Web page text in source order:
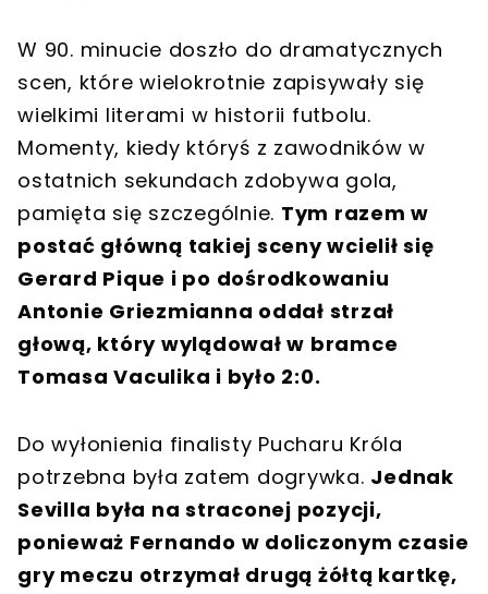
W 90. minucie doszło do dramatycznych
scen, które wielokrotnie zapisywały się
wielkimi literami w historii futbolu.
Momenty, kiedy któryś z zawodników w
ostatnich sekundach zdobywa gola,
pamięta się szczególnie. Tym razem w
postać główną takiej sceny wcielił się
Gerard Pique i po dośrodkowaniu
Antonie Griezmianna oddał strzał
głową, który wylądował w bramce
Tomasa Vaculika i było 2:0.
Do wyłonienia finalisty Pucharu Króla
potrzebna była zatem dogrywka. Jednak
Sevilla była na straconej pozycji,
ponieważ Fernando w doliczonym czasie
gry meczu otrzymał drugą żółtą kartkę,